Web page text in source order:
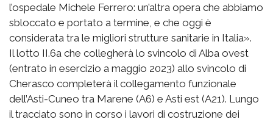
l’ospedale Michele Ferrero: un’altra opera che abbiamo
sbloccato e portato a termine, e che oggi è
considerata tra le migliori strutture sanitarie in Italia».
Il lotto II.6a che collegherà lo svincolo di Alba ovest
(entrato in esercizio a maggio 2023) allo svincolo di
Cherasco completerà il collegamento funzionale
dell’Asti-Cuneo tra Marene (A6) e Asti est (A21). Lungo
il tracciato sono in corso i lavori di costruzione dei